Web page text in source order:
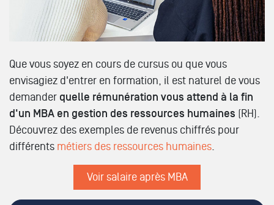
Que vous soyez en cours de cursus ou que vous
envisagiez d'entrer en formation, il est naturel de vous
demander quelle rémunération vous attend à la fin
d'un MBA en gestion des ressources humaines (RH).
Découvrez des exemples de revenus chiffrés pour
différents métiers des ressources humaines.
Voir salaire après MBA